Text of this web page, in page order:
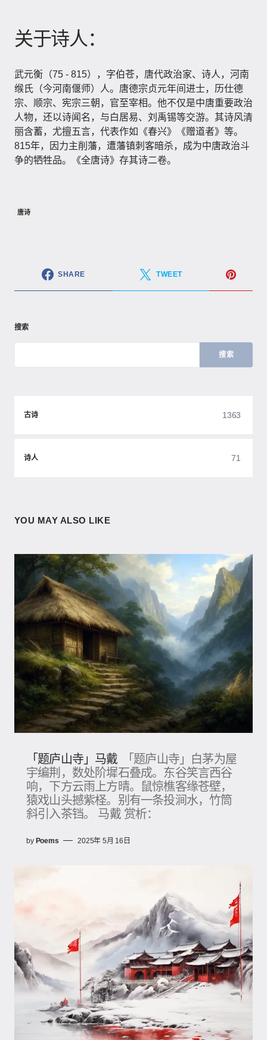
关于诗人：
武元衡（75 - 815），字伯苍，唐代政治家、诗人，河南
缑氏（今河南偃师）人。唐德宗贞元年间进士，历仕德
宗、顺宗、宪宗三朝，官至宰相。他不仅是中唐重要政治
人物，还以诗闻名，与白居易、刘禹锡等交游。其诗风清
丽含蓄，尤擅五言，代表作如《春兴》《赠道者》等。
815年，因力主削藩，遭藩镇刺客暗杀，成为中唐政治斗
争的牺牲品。《全唐诗》存其诗二卷。
唐诗
SHARE TWEET
搜索
搜索
古诗 1363
诗人 71
YOU MAY ALSO LIKE
「题庐山寺」马戴
「题庐山寺」白茅为屋
宇编荆，数处阶墀石叠成。东谷笑言西谷
响，下方云雨上方晴。鼠惊樵客缘苍壁，
猿戏山头撼紫柽。别有一条投涧水，竹筒
斜引入茶铛。 马戴 赏析：
by Poems 2025年 5月 16日